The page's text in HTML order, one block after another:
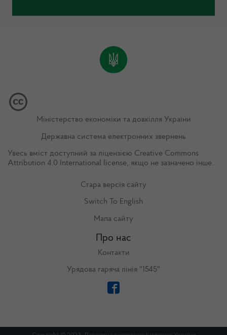
Міністерство економіки та довкілля України
Державна система електронних звернень
Увесь вміст доступний за ліцензією Creative Commons
Attribution 4.0 International license, якщо не зазначено інше.
Стара версія сайту
Switch To English
Мапа сайту
Про нас
Контакти
Урядова гаряча лінія "1545"